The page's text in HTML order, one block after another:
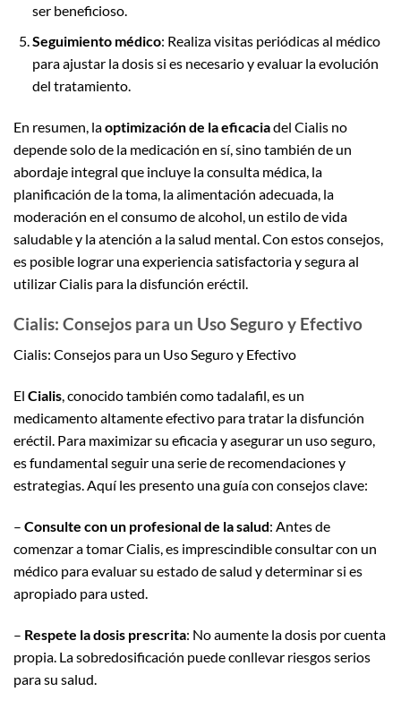
ser beneficioso.
Seguimiento médico: Realiza visitas periódicas al médico
para ajustar la dosis si es necesario y evaluar la evolución
del tratamiento.
En resumen, laoptimización de la eficaciadel Cialis no
depende solo de la medicación en sí, sino también de un
abordaje integral que incluye la consulta médica, la
planificación de la toma, la alimentación adecuada, la
moderación en el consumo de alcohol, un estilo de vida
saludable y la atención a la salud mental. Con estos consejos,
es posible lograr una experiencia satisfactoria y segura al
utilizar Cialis para la disfunción eréctil.
Cialis: Consejos para un Uso Seguro y Efectivo
Cialis: Consejos para un Uso Seguro y Efectivo
El Cialis, conocido también como tadalafil, es un
medicamento altamente efectivo para tratar la disfunción
eréctil. Para maximizar su eficacia y asegurar un uso seguro,
es fundamental seguir una serie de recomendaciones y
estrategias. Aquí les presento una guía con consejos clave:
– Consulte con un profesional de la salud: Antes de
comenzar a tomar Cialis, es imprescindible consultar con un
médico para evaluar su estado de salud y determinar si es
apropiado para usted.
– Respete la dosis prescrita: No aumente la dosis por cuenta
propia. La sobredosificación puede conllevar riesgos serios
para su salud.